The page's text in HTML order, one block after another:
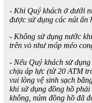
- Khi Quý khách ở dưới
được sử dụng các nút ấn
- Không sử dụng nước
trên vỏ như móp méo
- Nếu Quý khách sử
chịu áp lực (từ 20 ATM
vui lòng vệ sinh sạch
khi sử dụng đồng hồ
không, núm đồng hồ đã